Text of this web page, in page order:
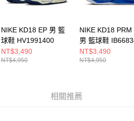
NIKE KD18 EP 男 籃
球鞋 HV1991400
NT$3,490
NT$4,950
NIKE KD18 PRM
男 籃球鞋
NT$3,490
NT$4,950
相關推薦